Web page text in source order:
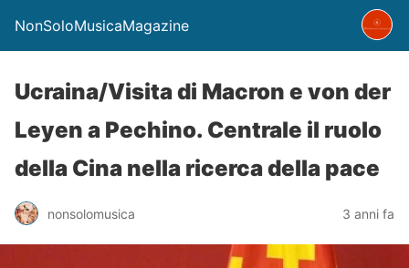
NonSoloMusicaMagazine
Ucraina/Visita di Macron e von der
Leyen a Pechino. Centrale il ruolo
della Cina nella ricerca della pace
nonsolomusica 3 anni fa